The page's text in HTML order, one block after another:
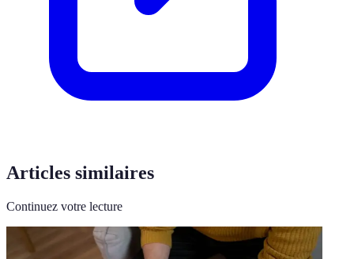
Articles similaires
Continuez votre lecture